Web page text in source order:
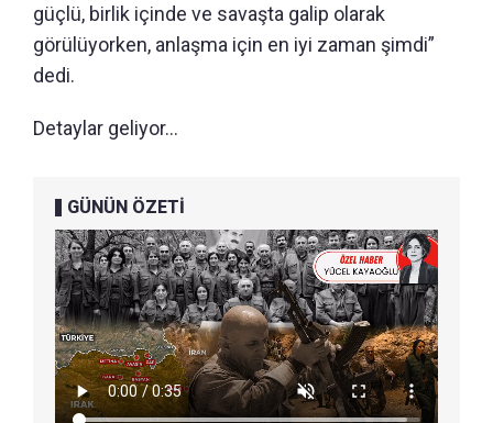
güçlü, birlik içinde ve savaşta galip olarak
görülüyorken, anlaşma için en iyi zaman şimdi”
dedi.
Detaylar geliyor...
GÜNÜN ÖZETİ